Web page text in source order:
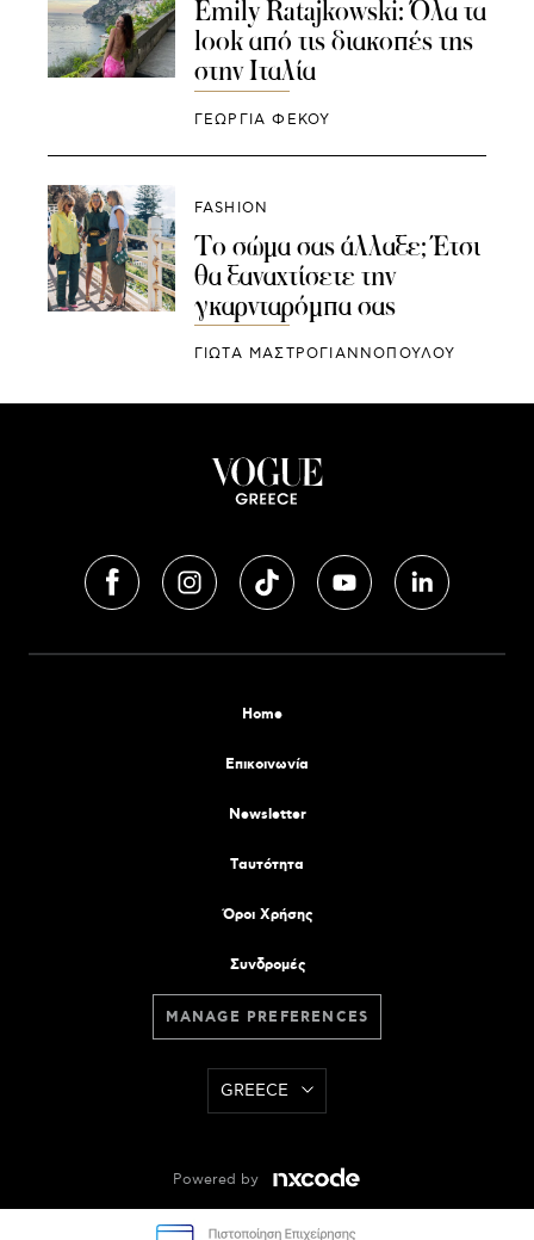
Emily Ratajkowski: Όλα τα
look από τις διακοπές της
στην Ιταλία
ΓΕΩΡΓΙΑ ΦΕΚΟΥ
FASHION
Το σώμα σας άλλαξε; Έτσι
θα ξαναχτίσετε την
γκαρνταρόμπα σας
ΓΙΩΤΑ ΜΑΣΤΡΟΓΙΑΝΝΟΠΟΥΛΟΥ
Home
Επικοινωνία
Newsletter
Tαυτότητα
Όροι Χρήσης
Συνδρομές
MANAGE PREFERENCES
GREECE
Powered by